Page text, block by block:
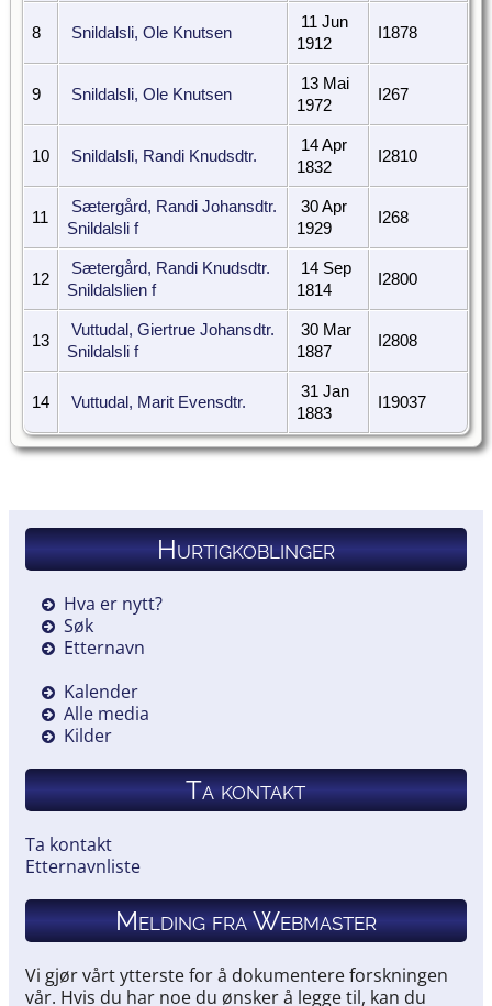
8 Snildalsli, Ole Knutsen
11 Jun
1912
I1878
9 Snildalsli, Ole Knutsen
13 Mai
1972
I267
10 Snildalsli, Randi Knudsdtr.
14 Apr
1832
I2810
11
Sætergård, Randi Johansdtr.
Snildalsli f
30 Apr
1929
I268
12
Sætergård, Randi Knudsdtr.
Snildalslien f
14 Sep
1814
I2800
13
Vuttudal, Giertrue Johansdtr.
Snildalsli f
30 Mar
1887
I2808
14 Vuttudal, Marit Evensdtr.
31 Jan
1883
I19037
Hurtigkoblinger
Hva er nytt?
Søk
Etternavn
Kalender
Alle media
Kilder
Ta kontakt
Ta kontakt
Etternavnliste
Melding fra Webmaster
Vi gjør vårt ytterste for å dokumentere forskningen
vår. Hvis du har noe du ønsker å legge til, kan du